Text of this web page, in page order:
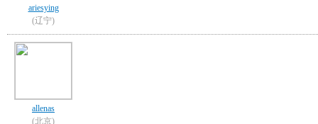
ariesying
(辽宁)
allenas
(北京)